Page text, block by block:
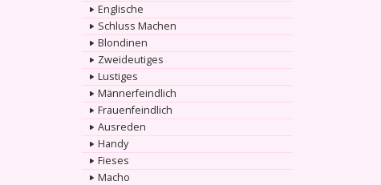
Englische
Schluss Machen
Blondinen
Zweideutiges
Lustiges
Männerfeindlich
Frauenfeindlich
Ausreden
Handy
Fieses
Macho